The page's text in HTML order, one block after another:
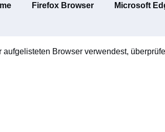
Firefox Browser Microsoft
aufgelisteten Browser verwendest,